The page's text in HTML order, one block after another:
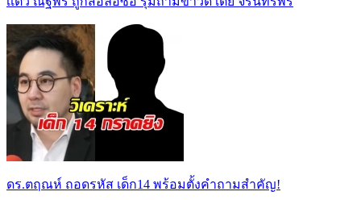
ดร.ตฤณห์ ถอดรหัส เด็ก14 พร้อมตั้งคำถามสำคัญ!